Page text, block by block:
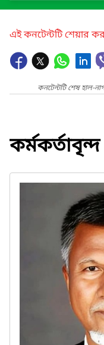
এই কনটেন্টটি শেয়ার
কনটেন্টটি শেষ হাল-
কর্মকর্তাবৃন্দ